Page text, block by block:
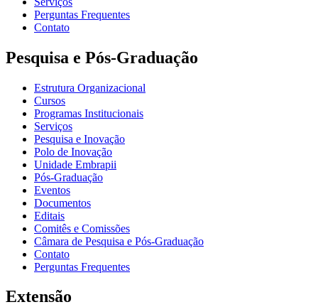
Perguntas Frequentes
Contato
Pesquisa e Pós-Graduação
Estrutura Organizacional
Cursos
Programas Institucionais
Serviços
Pesquisa e Inovação
Polo de Inovação
Unidade Embrapii
Pós-Graduação
Eventos
Documentos
Editais
Comitês e Comissões
Câmara de Pesquisa e Pós-Graduação
Contato
Perguntas Frequentes
Extensão